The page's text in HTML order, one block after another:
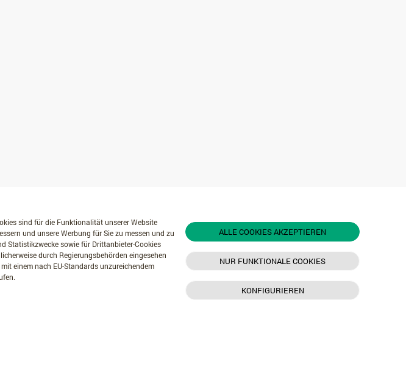
sind für die Funktionalität unserer Website
und unsere Werbung für Sie zu messen und zu
Statistikzwecke sowie für Drittanbieter-Cookies
durch Regierungsbehörden eingesehen
einem nach EU-Standards unzureichendem
ALLE COOKIES AKZEPTIEREN
NUR FUNKTIONALE COOKIES
KONFIGURIEREN